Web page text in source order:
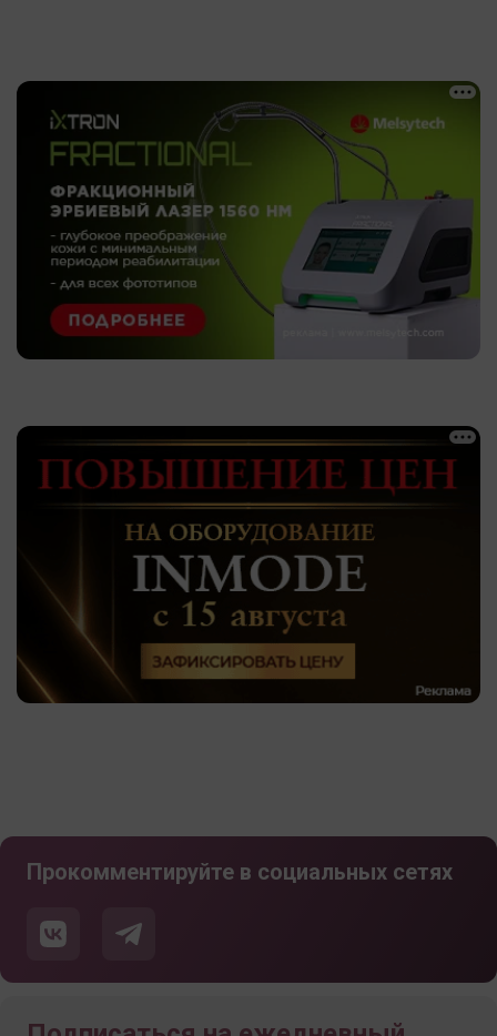
Прокомментируйте в социальных сетях